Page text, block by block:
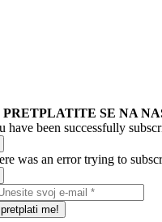
PRETPLATITE SE NA
have been successfully
was an error trying to
pretplati me!